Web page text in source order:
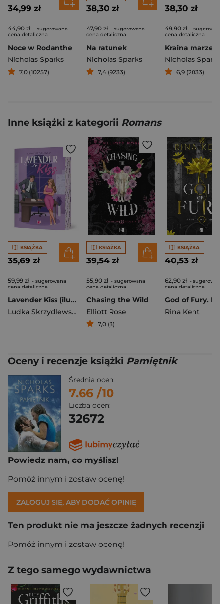
34,99 zł
44,90 zł - sugerowana
cena detaliczna
Noce w Rodanthe
Nicholas Sparks
7,0 (10257)
38,30 zł
47,90 zł - sugerowana
cena detaliczna
Na ratunek
Nicholas Sparks
7,4 (9233)
38,30 zł
49,90 zł -
cena detaliczna
Kraina marzeń
Nicholas
6,9 (2033)
Inne książki z kategorii Romans
KSIĄŻKA
35,69 zł
59,99 zł - sugerowana
cena detaliczna
Lavender Kiss (ilustrowane brzegi)
Ludka Skrzydlewska
KSIĄŻKA
39,54 zł
55,90 zł - sugerowana
cena detaliczna
Chasing the Wild
Elliott Rose
7,0 (3)
KSIĄŻKA
40,53 zł
62,90 zł -
cena detaliczna
Rina Kent
Oceny i recenzje książki Pamiętnik
Średnia ocen:
7.66 /10
Liczba ocen:
32672
Powiedz nam, co myślisz!
Pomóż innym i zostaw ocenę!
ZALOGUJ SIĘ, ABY DODAĆ OPINIĘ
Ten produkt nie ma jeszcze żadnych recenzji
Pomóż innym i zostaw ocenę!
Z tego samego wydawnictwa